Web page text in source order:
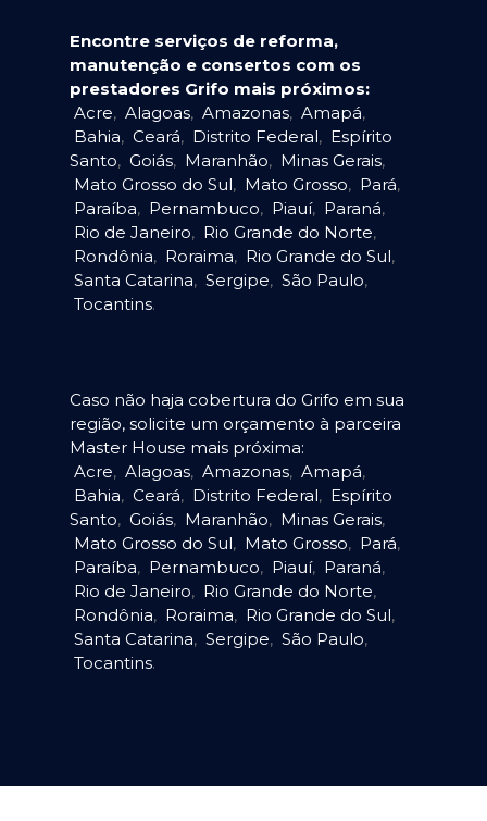
Encontre serviços de reforma,
manutenção e consertos com os
prestadores Grifo mais próximos:
Acre, Alagoas, Amazonas, Amapá,
Bahia, Ceará, Distrito Federal, Espírito
Santo, Goiás, Maranhão, Minas Gerais,
Mato Grosso do Sul, Mato Grosso, Pará,
Paraíba, Pernambuco, Piauí, Paraná,
Rio de Janeiro, Rio Grande do Norte,
Rondônia, Roraima, Rio Grande do Sul,
Santa Catarina, Sergipe, São Paulo,
Tocantins.
Caso não haja cobertura do Grifo em sua
região, solicite um orçamento à parceira
Master House mais próxima:
Acre, Alagoas, Amazonas, Amapá,
Bahia, Ceará, Distrito Federal, Espírito
Santo, Goiás, Maranhão, Minas Gerais,
Mato Grosso do Sul, Mato Grosso, Pará,
Paraíba, Pernambuco, Piauí, Paraná,
Rio de Janeiro, Rio Grande do Norte,
Rondônia, Roraima, Rio Grande do Sul,
Santa Catarina, Sergipe, São Paulo,
Tocantins.